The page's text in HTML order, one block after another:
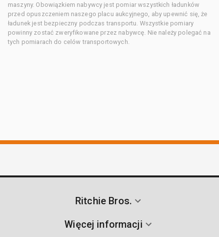
maszyny. Obowiązkiem nabywcy jest pomiar wszystkich ładunków
przed opuszczeniem naszego placu aukcyjnego, aby upewnić się, że
ładunek jest bezpieczny podczas transportu. Wszystkie pomiary
powinny zostać zweryfikowane przez nabywcę. Nie należy polegać na
tych pomiarach do celów transportowych.
Ritchie Bros.
Więcej informacji